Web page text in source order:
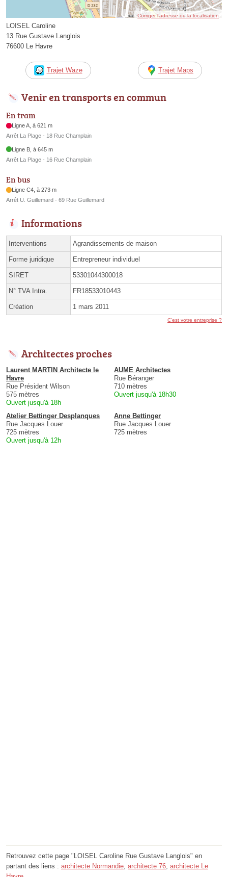
Corriger l’adresse ou la localisation
LOISEL Caroline
13 Rue Gustave Langlois
76600 Le Havre
Trajet Waze Trajet Maps
Venir en transports en commun
En tram
Ligne A, à 621 m
Arrêt La Plage - 18 Rue Champlain
Ligne B, à 645 m
Arrêt La Plage - 16 Rue Champlain
En bus
Ligne C4, à 273 m
Arrêt U. Guillemard - 69 Rue Guillemard
Informations
Interventions Agrandissements de maison
Forme juridique Entrepreneur individuel
SIRET 53301044300018
N° TVA Intra. FR18533010443
Création 1 mars 2011
C'est votre entreprise ?
Architectes proches
Laurent MARTIN Architecte le
Havre
Rue Président Wilson
575 mètres
Ouvert jusqu'à 18h
AUME Architectes
Rue Béranger
710 mètres
Ouvert jusqu'à 18h30
Atelier Bettinger Desplanques
Rue Jacques Louer
725 mètres
Ouvert jusqu'à 12h
Anne Bettinger
Rue Jacques Louer
725 mètres
Retrouvez cette page "LOISEL Caroline Rue Gustave Langlois" en
partant des liens : architecte Normandie, architecte 76, architecte Le